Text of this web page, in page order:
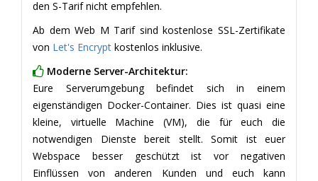
den S-Tarif nicht empfehlen.
Ab dem Web M Tarif sind kostenlose SSL-Zertifikate
von Let's Encrypt kostenlos inklusive.
Moderne Server-Architektur:
Eure Serverumgebung befindet sich in einem
eigenständigen Docker-Container. Dies ist quasi eine
kleine, virtuelle Machine (VM), die für euch die
notwendigen Dienste bereit stellt. Somit ist euer
Webspace besser geschützt ist vor negativen
Einflüssen von anderen Kunden und euch kann